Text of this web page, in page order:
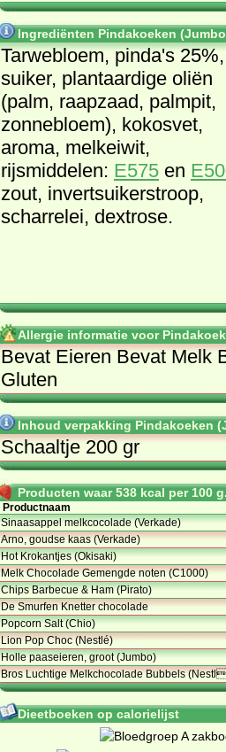
Ingrediënten Pindakoeken
Tarwebloem, pinda's 25%,
suiker, plantaardige oliën
(palm, raapzaad, palmpit,
zonnebloem), kokosvet,
aroma, melkeiwit,
rijsmiddelen: E575 en
zout, invertsuikerstroop,
scharrelei, dextrose.
Allergie informatie voor
Bevat Eieren Bevat Melk
Gluten
Inhoud verpakking Pindakoeken
Schaaltje 200 gr
Producten waar 538 kcal per 100
Productnaam
Sinaasappel melkcocolade (Verkade)
Arno, goudse kaas (Verkade)
Hot Krokantjes (Okisaki)
Melk Chocolade Gemengde noten (C1000)
Chips Barbecue & Ham (Pirato)
De Smurfen Knetter chocolade
Popcorn Salt (Chio)
Lion Pop Choc (Nestlé)
Holle paaseieren, groot (Jumbo)
Bros Luchtige Melkchocolade Bubbels (Nestl
Dieetboeken op calorielijst